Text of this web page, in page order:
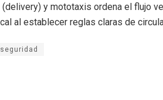
y mototaxis ordena el flujo
al establecer reglas claras de
seguridad